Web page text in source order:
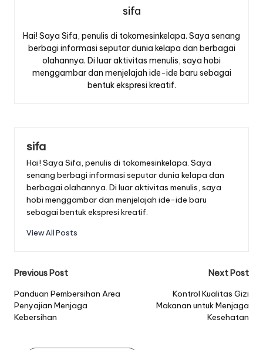
sifa
Hai! Saya Sifa, penulis di tokomesinkelapa. Saya senang
berbagi informasi seputar dunia kelapa dan berbagai
olahannya. Di luar aktivitas menulis, saya hobi
menggambar dan menjelajah ide-ide baru sebagai
bentuk ekspresi kreatif.
sifa
Hai! Saya Sifa, penulis di tokomesinkelapa. Saya
senang berbagi informasi seputar dunia kelapa dan
berbagai olahannya. Di luar aktivitas menulis, saya
hobi menggambar dan menjelajah ide-ide baru
sebagai bentuk ekspresi kreatif.
View All Posts
Post
navigation
Previous Post
Panduan Pembersihan Area
Penyajian Menjaga
Kebersihan
Next Post
Kontrol Kualitas Gizi
Makanan untuk Menjaga
Kesehatan